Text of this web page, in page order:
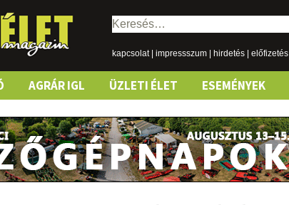
Keresés:
kapcsolat| impressszum hirdetés előfizetés
AGRÁR IGL ÜZLETI ÉLET ESEMÉNYEK